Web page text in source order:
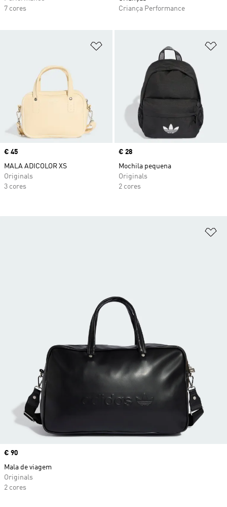
7 cores
Criança Performance
Price
€ 45
MALA ADICOLOR XS
Originals
3 cores
Price
€ 28
Mochila pequena
Originals
2 cores
Price
€ 90
Mala de viagem
Originals
2 cores